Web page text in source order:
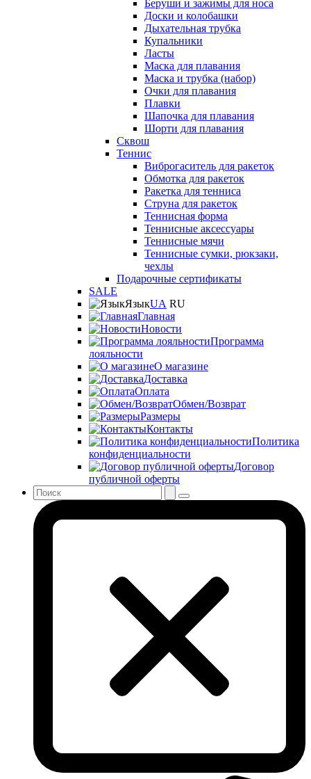
Беруши и зажимы для носа
Доски и колобашки
Дыхательная трубка
Купальники
Ласты
Маска для плавания
Маска и трубка (набор)
Очки для плавания
Плавки
Шапочка для плавания
Шорти для плавания
Сквош
Теннис
Виброгаситель для ракеток
Обмотка для ракеток
Ракетка для тенниса
Струна для ракеток
Теннисная форма
Теннисные аксессуары
Теннисные мячи
Теннисные сумки, рюкзаки,
чехлы
Подарочные сертификаты
SALE
ЯзыкUA RU
Главная
Новости
Программа
лояльности
О магазине
Доставка
Оплата
Обмен/Возврат
Размеры
Контакты
Политика
конфиденциальности
Договор
публичной оферты